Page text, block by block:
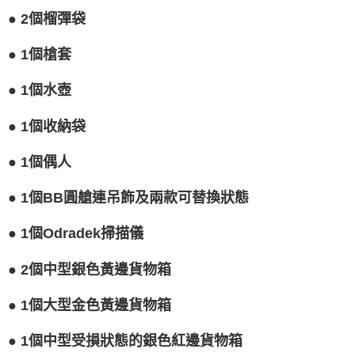
● 2個榴彈袋
● 1個槍套
● 1個水壺
● 1個收納袋
● 1個偶人
● 1個BB圓艙連吊飾及兩款可替換狀態
● 1個Odradek掃描儀
● 2個中型銀色黃邊貨物箱
● 1個大型金色黃邊貨物箱
● 1個中型受損狀態的銀色紅邊貨物箱